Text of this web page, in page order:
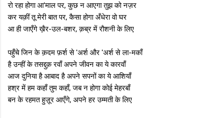
रो रहा होगा आ'माल पर, कुछ न आएगा तुझ को नज़र
कर यक़ीं तू मेरी बात पर, कैसा होगा अँधेरा वो घर
आ ही जाएँगे ख़ैर-उल-बशर, क़ब्र में रौशनी के लिए
पहुँचे जिन के क़दम फ़र्श से 'अर्श और 'अर्श से ला-मकाँ
है उन्हीं के तसद्दुक़ रवाँ अपने जीवन का ये कारवाँ
आज दुनिया है आबाद है अपने सपनों का ये आशियाँ
हश्र में हम कहाँ तुम कहाँ, जब न होगा कोई मेहरबाँ
बन के रहमत हुज़ूर आएँगे, अपने हर उम्मती के लिए